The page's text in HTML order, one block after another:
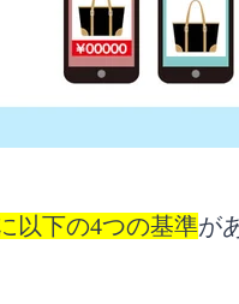
以下の4つの基準が